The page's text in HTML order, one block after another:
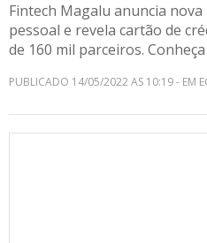
Fintech Magalu anuncia
pessoal e revela cartão de
de 160 mil parceiros.
PUBLICADO 14/05/2022 AS 10:19 - EM